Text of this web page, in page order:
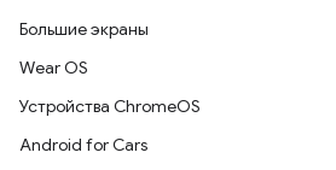
Большие экраны
Wear OS
Устройства ChromeOS
Android for Cars